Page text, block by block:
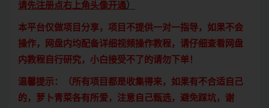
请先注册点右上角头像开通）
本平台仅做项目分享，项目不提供一对一指导，如果不会
操作，网盘内均配备详细视频操作教程，请仔细查看网盘
内教程自行研究，小白接受不了的请勿下单！
温馨提示：（所有项目都是收集得来，如果有不合适自己
的，萝卜青菜各有所爱，注意自己甄选，避免踩坑，谢